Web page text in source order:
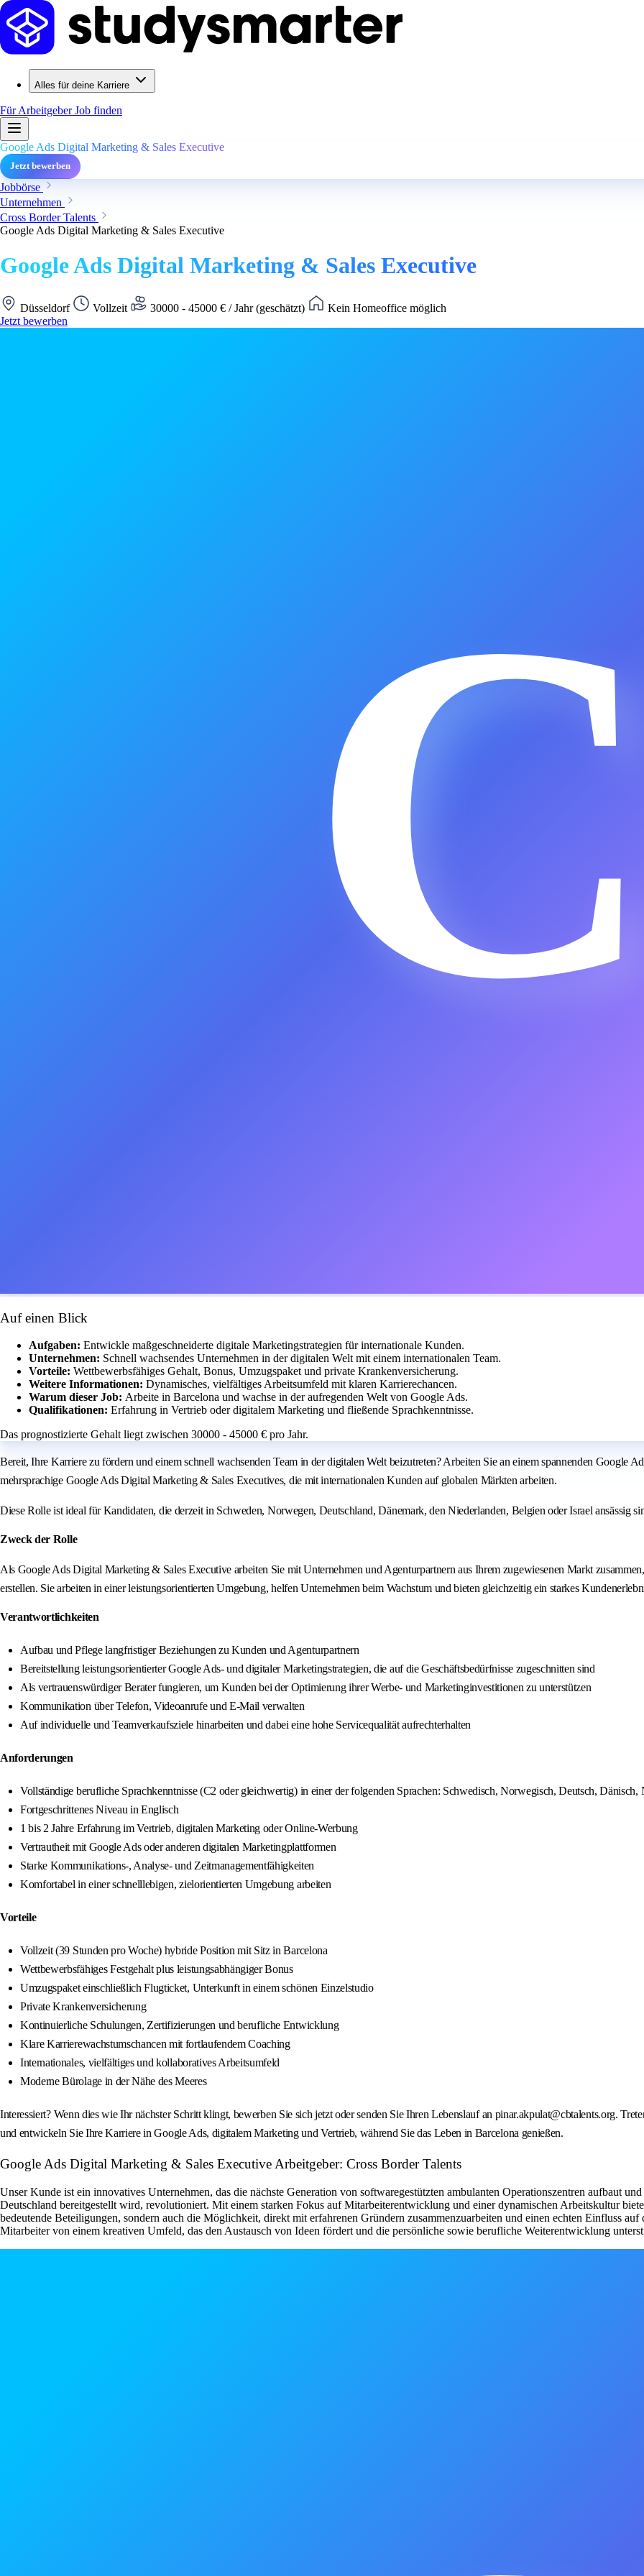
Alles für deine Karriere
Für ArbeitgeberJob finden
Google Ads Digital Marketing & Sales Executive
Jetzt bewerben
Jobbörse
Unternehmen
Cross Border Talents
Google Ads Digital Marketing & Sales Executive
Google Ads Digital Marketing & Sales Executive
Düsseldorf Vollzeit 30000 - 45000 € / Jahr (geschätzt)
Kein Homeoffice möglich
Jetzt bewerben
Auf einen Blick
Aufgaben: Entwickle maßgeschneiderte digitale Marketingstrategien für internationale Kunden.
Unternehmen: Schnell wachsendes Unternehmen in der digitalen Welt mit einem internationalen Team.
Vorteile: Wettbewerbsfähiges Gehalt, Bonus, Umzugspaket und private Krankenversicherung.
Weitere Informationen: Dynamisches, vielfältiges Arbeitsumfeld mit klaren Karrierechancen.
Warum dieser Job: Arbeite in Barcelona und wachse in der aufregenden Welt von Google Ads.
Qualifikationen: Erfahrung in Vertrieb oder digitalem Marketing und fließende Sprachkenntnisse.
Das prognostizierte Gehalt liegt zwischen 30000 - 45000 € pro Jahr.
Bereit, Ihre Karriere zu fördern und einem schnell wachsenden Team in der digitalen Welt beizutreten? Arbeiten Sie an einem spannenden Google
mehrsprachige Google Ads Digital Marketing & Sales Executives, die mit internationalen Kunden auf globalen Märkten arbeiten.
Diese Rolle ist ideal für Kandidaten, die derzeit in Schweden, Norwegen, Deutschland, Dänemark, den Niederlanden, Belgien oder Israel ansässig
Zweck der Rolle
Als Google Ads Digital Marketing & Sales Executive arbeiten Sie mit Unternehmen und Agenturpartnern aus Ihrem zugewiesenen Markt
erstellen. Sie arbeiten in einer leistungsorientierten Umgebung, helfen Unternehmen beim Wachstum und bieten gleichzeitig ein starkes
Verantwortlichkeiten
Aufbau und Pflege langfristiger Beziehungen zu Kunden und Agenturpartnern
Bereitstellung leistungsorientierter Google Ads- und digitaler Marketingstrategien, die auf die Geschäftsbedürfnisse zugeschnitten sind
Als vertrauenswürdiger Berater fungieren, um Kunden bei der Optimierung ihrer Werbe- und Marketinginvestitionen zu unterstützen
Kommunikation über Telefon, Videoanrufe und E-Mail verwalten
Auf individuelle und Teamverkaufsziele hinarbeiten und dabei eine hohe Servicequalität aufrechterhalten
Anforderungen
Vollständige berufliche Sprachkenntnisse (C2 oder gleichwertig) in einer der folgenden Sprachen: Schwedisch, Norwegisch, Deutsch, Dänisch,
Fortgeschrittenes Niveau in Englisch
1 bis 2 Jahre Erfahrung im Vertrieb, digitalen Marketing oder Online-Werbung
Vertrautheit mit Google Ads oder anderen digitalen Marketingplattformen
Starke Kommunikations-, Analyse- und Zeitmanagementfähigkeiten
Komfortabel in einer schnelllebigen, zielorientierten Umgebung arbeiten
Vorteile
Vollzeit (39 Stunden pro Woche) hybride Position mit Sitz in Barcelona
Wettbewerbsfähiges Festgehalt plus leistungsabhängiger Bonus
Umzugspaket einschließlich Flugticket, Unterkunft in einem schönen Einzelstudio
Private Krankenversicherung
Kontinuierliche Schulungen, Zertifizierungen und berufliche Entwicklung
Klare Karrierewachstumschancen mit fortlaufendem Coaching
Internationales, vielfältiges und kollaboratives Arbeitsumfeld
Moderne Bürolage in der Nähe des Meeres
Interessiert? Wenn dies wie Ihr nächster Schritt klingt, bewerben Sie sich jetzt oder senden Sie Ihren Lebenslauf an pinar.akpulat@cbtalents.org.
und entwickeln Sie Ihre Karriere in Google Ads, digitalem Marketing und Vertrieb, während Sie das Leben in Barcelona genießen.
Google Ads Digital Marketing & Sales Executive Arbeitgeber: Cross Border Talents
Unser Kunde ist ein innovatives Unternehmen, das die nächste Generation von softwaregestützten ambulanten Operationszentren aufbaut
Deutschland bereitgestellt wird, revolutioniert. Mit einem starken Fokus auf Mitarbeiterentwicklung und einer dynamischen Arbeitskultur
bedeutende Beteiligungen, sondern auch die Möglichkeit, direkt mit erfahrenen Gründern zusammenzuarbeiten und einen echten Einfluss
Mitarbeiter von einem kreativen Umfeld, das den Austausch von Ideen fördert und die persönliche sowie berufliche Weiterentwicklung